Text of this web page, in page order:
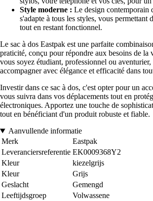
Style moderne : Le design contemporain
s'adapte à tous les styles, vous permettant
tout en restant fonctionnel.
Le sac à dos Eastpak est une parfaite
praticité, conçu pour répondre aux besoins de la
vous soyez étudiant, professionnel ou aventurier,
accompagner avec élégance et efficacité dans
Investir dans ce sac à dos, c'est opter pour un
vous suivra dans vos déplacements tout en
électroniques. Apportez une touche de
tout en bénéficiant d'un produit robuste et fiable.
Aanvullende informatie
Merk
Eastpak
Leveranciersreferentie EK0009368Y2
Kleur
kiezelgrijs
Kleur
Grijs
Geslacht
Gemengd
Leeftijdsgroep
Volwassene